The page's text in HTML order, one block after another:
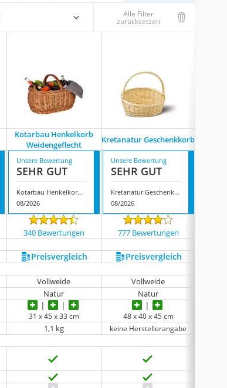
Alle Filter
zurücksetzen
Kotarbau Henkelkorb
Weidengeflecht
Kretanatur Geschenkkorb
Unsere Bewertung
SEHR GUT
Kotarbau Henkelkorb Weidengeflecht
08/2026
Unsere Bewertung
SEHR GUT
Kretanatur Geschenkkorb
08/2026
340 Bewertungen 777 Bewertungen
Preis­vergleich Preis­vergleich
Vollweide Vollweide
Natur
Natur
31 x 45 x 33 cm 48 x 40 x 45 cm
1,1 kg keine Herstellerangabe